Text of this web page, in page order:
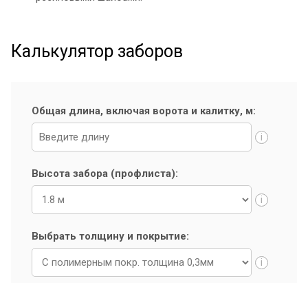
Калькулятор заборов
Общая длина, включая ворота и калитку, м:
i
Высота забора (профлиста):
i
Выбрать толщину и покрытие:
i